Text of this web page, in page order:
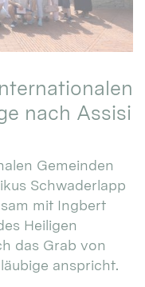
nach Assisi
Gemeinden
Schwaderlapp
mit Ingbert
Heiligen
das Grab von
anspricht.